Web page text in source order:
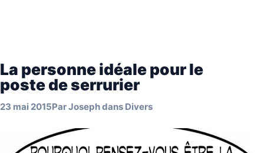
La personne idéale pour le
poste de serrurier
23 mai 2015ParJosephdans Divers